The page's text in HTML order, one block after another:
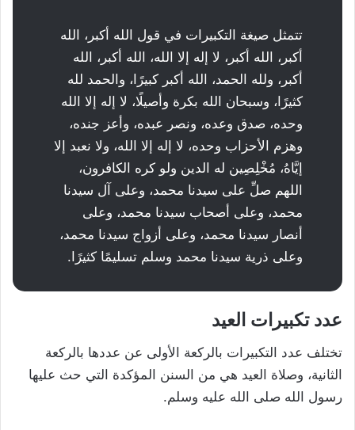
تتمثل صيغة التكبيرات في قول الله أكبر، الله
أكبر، الله أكبر، لا إله إلا الله، الله أكبر، الله
أكبر، ولله الحمد، الله أكبر كبيرًا، والحمد لله
كثيرًا، وسبحان الله بكرة وأصيلًا، لا إله إلا الله
وحده، صدق وعده، ونصر عبده، وأعز جنده،
وهزم الأحزاب وحده، لا إله إلا الله، ولا نعبد إلا
إيَّاهُ، مُخْلِصِين له الدين ولو كره الكافرون،
اللهم صلِّ على سيدنا محمد، وعلى آل سيدنا
محمد، وعلى أصحاب سيدنا محمد، وعلى
أنصار سيدنا محمد، وعلى أزواج سيدنا محمد،
وعلى ذرية سيدنا محمد وسلم تسليمًا كثيرًا.
عدد تكبيرات العيد
تختلف عدد التكبيرات بالركعة الأولى عن عددها بالركعة
الثانية، وصلاة العيد هي من السنن المؤكدة التي حث عليها
رسول الله صلى الله عليه وسلم.